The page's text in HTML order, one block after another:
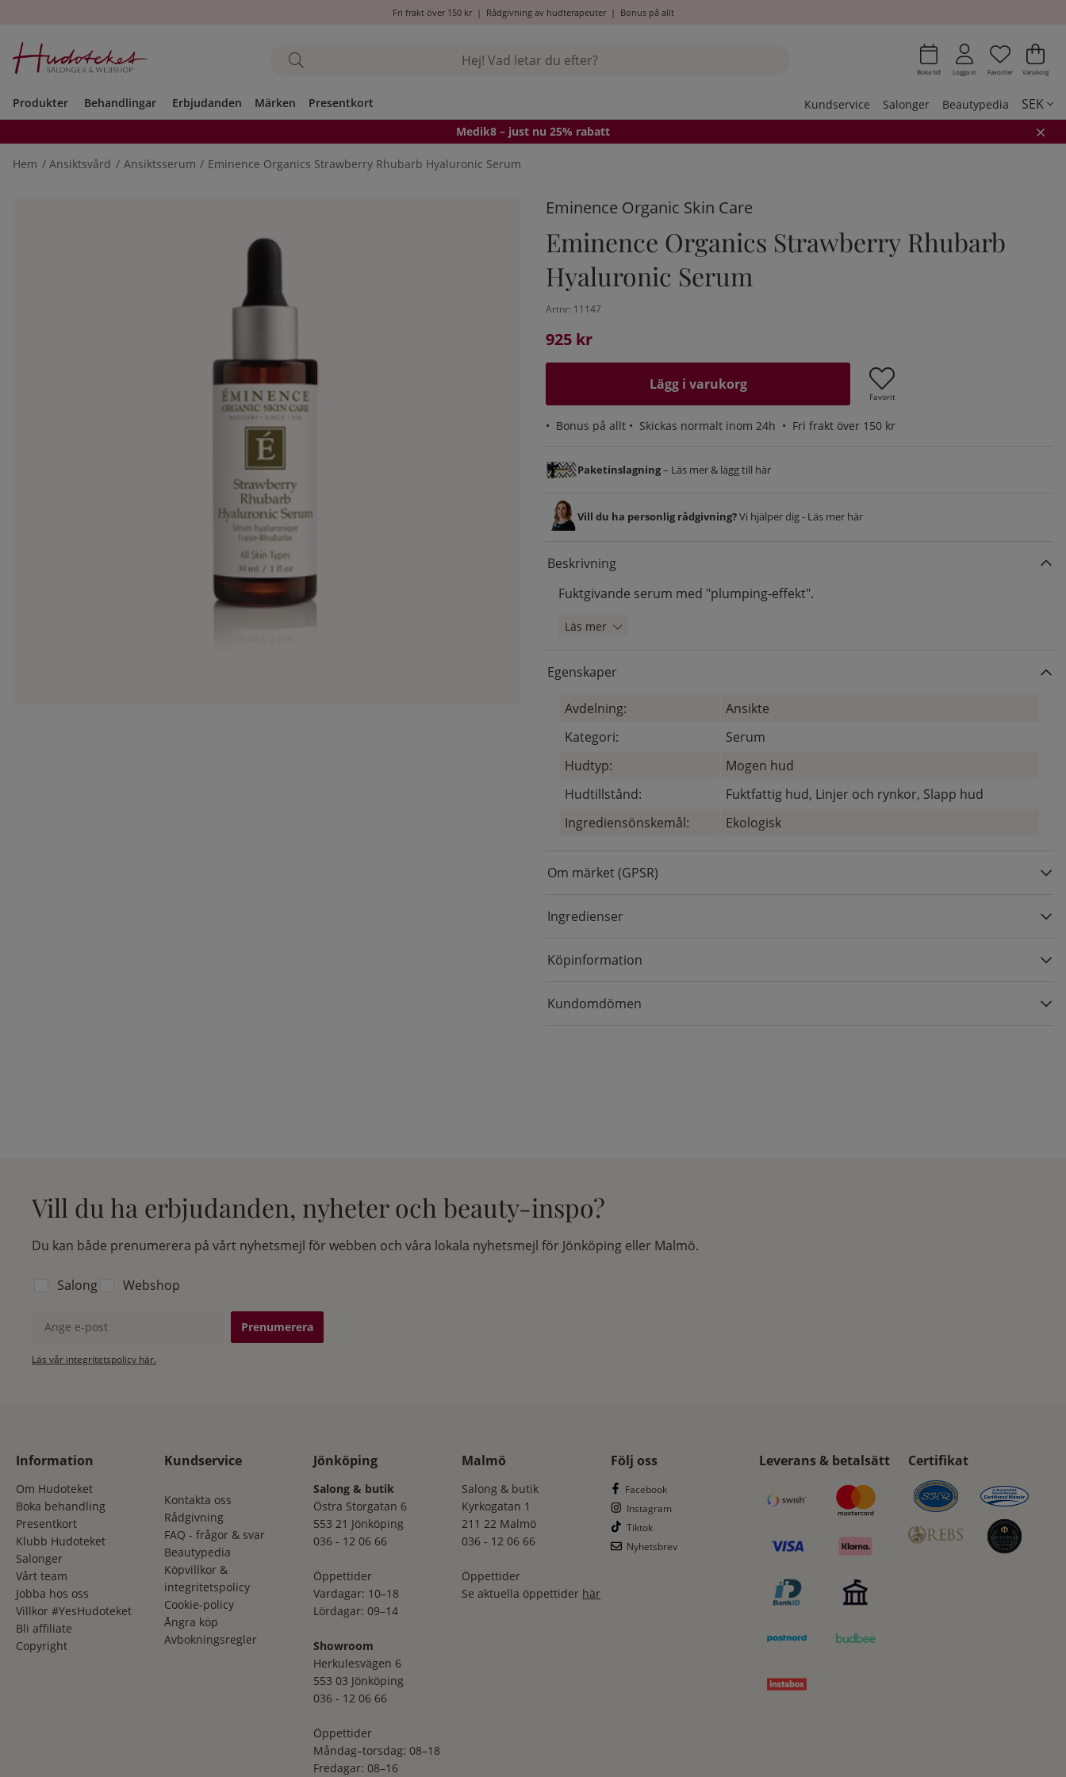
Fri frakt över 150 kr| Rådgivning av hudterapeuter| Bonus på allt
Boka tid Logga in Antal i
.
Favoriter .
Varukorg
Produkter Behandlingar Erbjudanden Märken Presentkort Kundservice Salonger Beautypedia SEK
Medik8 – just nu 25% rabatt
Hem Ansiktsvård Ansiktsserum Eminence Organics Strawberry Rhubarb Hyaluronic Serum
Eminence Organic Skin Care
Eminence Organics Strawberry Rhubarb
Hyaluronic Serum
Artnr: 11147
925 kr
Lägg i varukorg
Favorit
• Bonus på allt • Skickas normalt inom 24h • Fri frakt över 150 kr
Paketinslagning– Läs mer & lägg till här
Vill du ha personlig rådgivning?Vi hjälper dig - Läs mer här
Beskrivning
Fuktgivande serum med "plumping-effekt".
Läs mer
Egenskaper
Avdelning:
Ansikte
Kategori:
Serum
Hudtyp:
Mogen hud
Hudtillstånd:
Fuktfattig hud, Linjer och rynkor, Slapp hud
Ingrediensönskemål:
Ekologisk
Om märket (GPSR)
Ingredienser
Köpinformation
Kundomdömen
Vill du ha erbjudanden, nyheter och beauty-inspo?
Du kan både prenumerera på vårt nyhetsmejl för webben och våra lokala nyhetsmejl för Jönköping eller Malmö.
Välj vilken lista du vill prenumerera på:
Salong
Webshop
Ange e-post
Läs vår integritetspolicy här.
Information
Om Hudoteket
Boka behandling
Presentkort
Klubb Hudoteket
Salonger
Vårt team
Jobba hos oss
Villkor #YesHudoteket
Bli affiliate
Copyright
Kundservice
Kontakta oss
Rådgivning
FAQ - frågor & svar
Beautypedia
Köpvillkor &
integritetspolicy
Cookie-policy
Ångra köp
Avbokningsregler
Jönköping
Salong & butik
Östra Storgatan 6
553 21 Jönköping
036 - 12 06 66
Öppettider
Vardagar: 10–18
Lördagar: 09–14
Showroom
Herkulesvägen 6
553 03 Jönköping
036 - 12 06 66
Öppettider
Måndag–torsdag: 08–18
Fredagar: 08–16
Malmö
Salong & butik
Kyrkogatan 1
211 22 Malmö
036 - 12 06 66
Öppettider
Se aktuella öppettider här
Följ oss
Facebook
Instagram
Tiktok
Nyhetsbrev
Leverans & betalsätt Certifikat